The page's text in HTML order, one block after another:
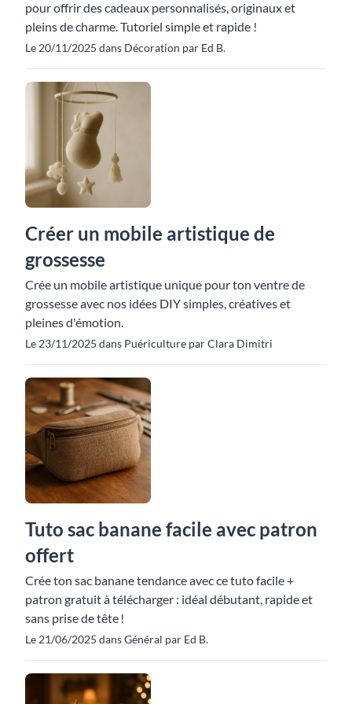
pour offrir des cadeaux personnalisés, originaux et
pleins de charme. Tutoriel simple et rapide !
Le 20/11/2025 dans Décoration par Ed B.
Créer un mobile artistique de
grossesse
Crée un mobile artistique unique pour ton ventre de
grossesse avec nos idées DIY simples, créatives et
pleines d'émotion.
Le 23/11/2025 dans Puériculture par Clara Dimitri
Tuto sac banane facile avec patron
offert
Crée ton sac banane tendance avec ce tuto facile +
patron gratuit à télécharger : idéal débutant, rapide et
sans prise de tête !
Le 21/06/2025 dans Général par Ed B.